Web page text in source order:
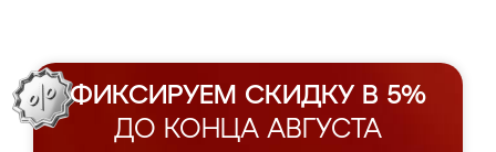
ФИКСИРУЕМ СКИДКУ В 5%
ДО КОНЦА АВГУСТА